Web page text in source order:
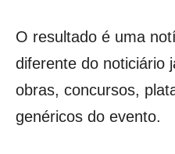
O resultado é uma
diferente do noticiário
obras, concursos,
genéricos do evento.